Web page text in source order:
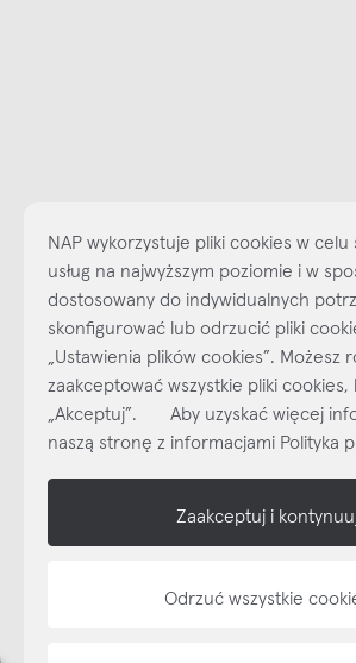
Najlepsze inspiracje i promocje na
dzisiaj do naszego cyklicznego newslettera!
Subskrybuj
NAP
NAP wykorzystuje pliki cookies w celu
usług na najwyższym poziomie i w
dostosowany do indywidualnych
skonfigurować lub odrzucić pliki
„Ustawienia plików cookies”. Możesz
zaakceptować wszystkie pliki cookies,
„Akceptuj”. Aby uzyskać więcej
naszą stronę z informacjami Polityka
Zaakceptuj i
Odrzuć wszystkie